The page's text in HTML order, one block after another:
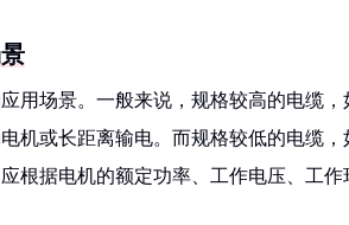
用场景。一般来说，规格较高的电缆
机或长距离输电。而规格较低的电缆
根据电机的额定功率、工作电压、工